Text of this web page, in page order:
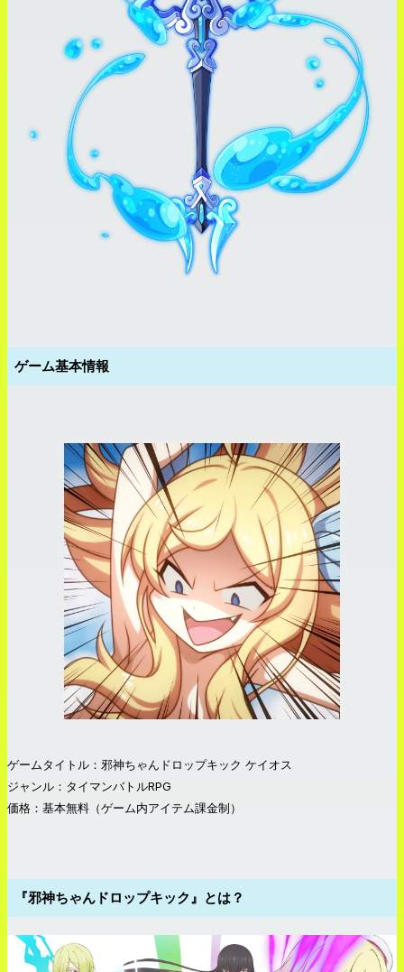
ゲーム基本情報
ゲームタイトル：邪神ちゃんドロップキック ケイオス
ジャンル：タイマンバトルRPG
価格：基本無料（ゲーム内アイテム課金制）
『邪神ちゃんドロップキック』とは？